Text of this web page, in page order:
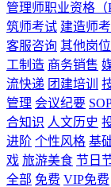
管理师职业资格（
筑师考试 建造师
客服咨询 其他岗位
工制造 商务销售
流快递 团建培训
管理 会议纪要 SOP
合知识 人文历史
进阶 个性风格 基
戏 旅游美食 节日
全部 免费 VIP免费